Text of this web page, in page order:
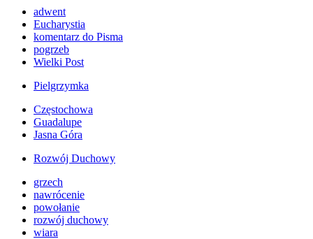
adwent
Eucharystia
komentarz do Pisma
pogrzeb
Wielki Post
Pielgrzymka
Częstochowa
Guadalupe
Jasna Góra
Rozwój Duchowy
grzech
nawrócenie
powołanie
rozwój duchowy
wiara